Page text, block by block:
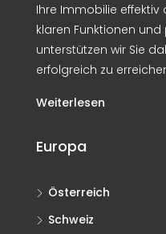
Ihre Immobilie effektiv
klaren Funktionen
unterstützen wir Sie
erfolgreich zu
Weiterlesen
Europa
Österreich
Schweiz